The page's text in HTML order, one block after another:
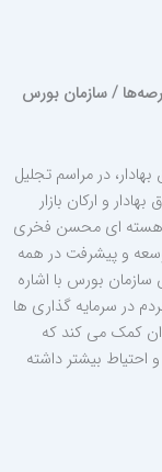
/ سازمان بورس
در مراسم تجلیل
و ارکان بازار
هسته ای محسن فخری
و پیشرفت در همه
بورس با اشاره
در سرمایه گذاری ها
کمک می کند که
احتیاط بیشتر داشته